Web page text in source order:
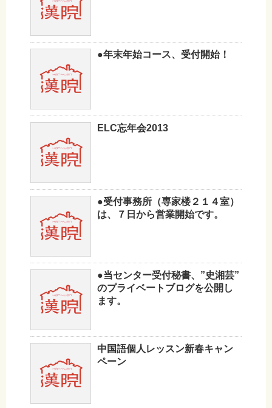
●年末年始コース、受付開始！
ELC忘年会2013
●受付事務所（専家楼２１４室）
は、７日から営業開始です。
●当センター受付秘書、”史湘芸”
のプライベートブログを公開し
ます。
中国語個人レッスン新春キャン
ペーン